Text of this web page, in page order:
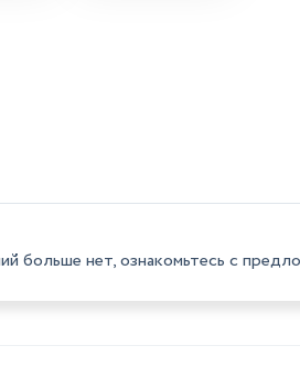
больше нет, ознакомьтесь с